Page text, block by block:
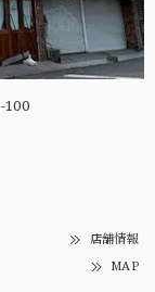
100
店舗情報
MAP